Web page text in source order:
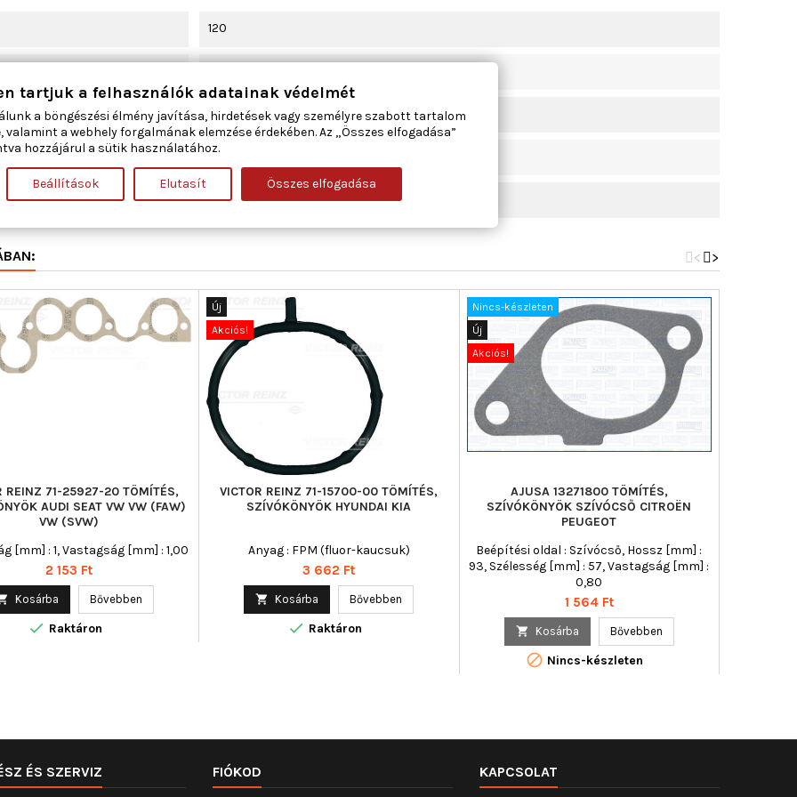
120
405
63,281
1,2
>
<
REINZ 71-25927-20 TÖMÍTÉS,
AUDI SEAT VW VW (FAW)
VW (SVW)
[mm] : 1, Vastagság [mm] : 1,00
Ár
2 153 Ft
Kosárba Bővebben
 Raktáron
Új
Akciós!
VICTOR REINZ 71-15700-00 TÖMÍTÉS,
SZÍVÓKÖNYÖK HYUNDAI KIA
Anyag : FPM (fluor-kaucsuk)
Ár
3 662 Ft
 Kosárba Bővebben
 Raktáron
Nincs-készleten
Új
Akciós!
AJUSA 13271800 TÖMÍTÉS,
SZÍVÓKÖNYÖK SZÍVÓCSŐ CITROËN
PEUGEOT
Beépítési oldal : Szívócső, Hossz [mm] :
93, Szélesség [mm] : 57, Vastagság [mm] :
0,80
Ár
1 564 Ft
 Kosárba Bővebben
 Nincs-készleten
ÉS SZERVIZ FIÓKOD KAPCSOLAT
tartjuk a felhasználók adatainak védelmét
a böngészési élmény javítása, hirdetések vagy személyre szabott tartalom
a webhely forgalmának elemzése érdekében. Az „Összes elfogadása”
hozzájárul a sütik használatához.
Beállítások Elutasít Összes elfogadása